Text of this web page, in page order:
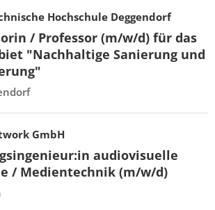
Hochschule Deggendorf
/ Professor (m/w/d) für das
"Nachhaltige Sanierung und
GmbH
audiovisuelle
/ Medientechnik (m/w/d)